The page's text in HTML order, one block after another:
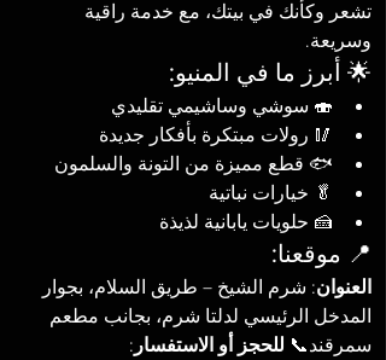
تشعر وكأنك في بيتك، مع خدمة راقية
وسريعة.
🌟 أبرز ما في المنيو:
🍣 سوشي وساشيمي تقليدي
🥢 رولات مبتكرة بأفكار جديدة
🐟 قطع مميزة من التونة والسلمون
🥬 خيارات نباتية
🍰 حلويات يابانية لذيذة
📍 موقعنا:
العنوان: شرم الشيخ – طريق السلام، بجوار
المدخل الرئيسي لدلتا شرم، بجانب مطعم
سمرقند📞 للحجز أو الاستفسار: